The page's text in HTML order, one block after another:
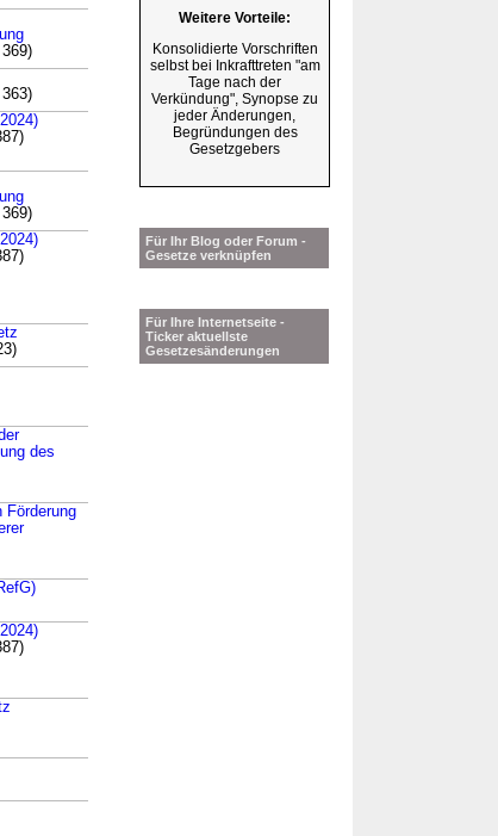
des
Förderung
Weitere Vorteile:
Konsolidierte Vorschriften
selbst bei Inkrafttreten "am
Tage nach der
Verkündung", Synopse zu
jeder Änderungen,
Begründungen des
Gesetzgebers
Für Ihr Blog oder Forum -
Gesetze verknüpfen
Für Ihre Internetseite -
Ticker aktuellste
Gesetzesänderungen